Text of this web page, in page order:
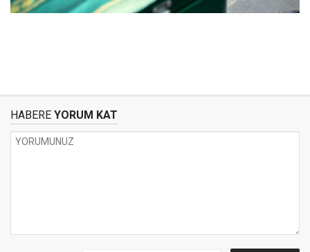
HABERE YORUM KAT